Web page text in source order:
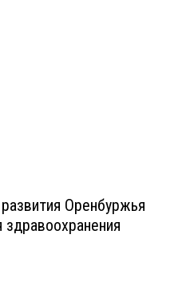
Оренбуржья
здравоохранения